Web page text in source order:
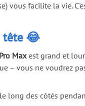
vous facilite la vie.
tête 😂
Maxest grand et
– vous ne voudrez
long des côtés